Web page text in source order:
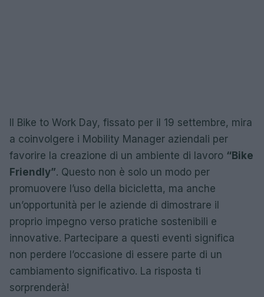
Il Bike to Work Day, fissato per il 19 settembre, mira
a coinvolgere i Mobility Manager aziendali per
favorire la creazione di un ambiente di lavoro “Bike
Friendly”. Questo non è solo un modo per
promuovere l’uso della bicicletta, ma anche
un’opportunità per le aziende di dimostrare il
proprio impegno verso pratiche sostenibili e
innovative. Partecipare a questi eventi significa
non perdere l’occasione di essere parte di un
cambiamento significativo. La risposta ti
sorprenderà!